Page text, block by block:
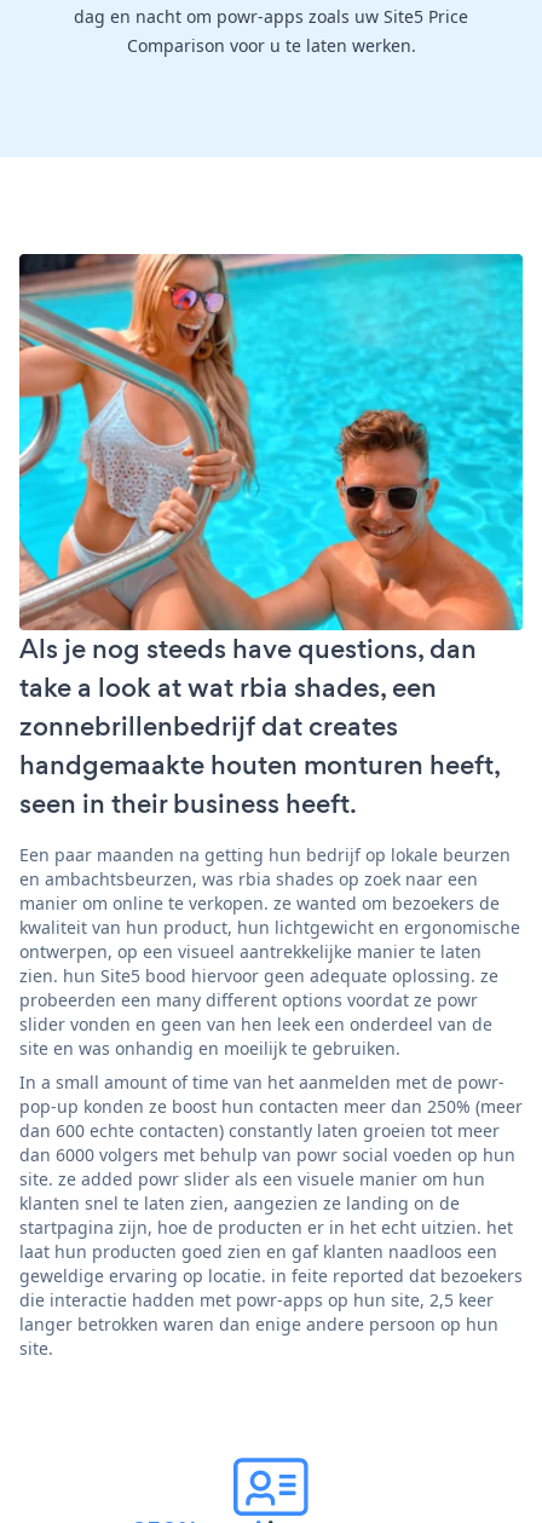
dag en nacht om powr-apps zoals uw Site5 Price
Comparison voor u te laten werken.
Als je nog steeds have questions, dan
take a look at wat rbia shades, een
zonnebrillenbedrijf dat creates
handgemaakte houten monturen heeft,
seen in their business heeft.
Een paar maanden na getting hun bedrijf op lokale beurzen
en ambachtsbeurzen, was rbia shades op zoek naar een
manier om online te verkopen. ze wanted om bezoekers de
kwaliteit van hun product, hun lichtgewicht en ergonomische
ontwerpen, op een visueel aantrekkelijke manier te laten
zien. hun Site5 bood hiervoor geen adequate oplossing. ze
probeerden een many different options voordat ze powr
slider vonden en geen van hen leek een onderdeel van de
site en was onhandig en moeilijk te gebruiken.
In a small amount of time van het aanmelden met de powr-
pop-up konden ze boost hun contacten meer dan 250% (meer
dan 600 echte contacten) constantly laten groeien tot meer
dan 6000 volgers met behulp van powr social voeden op hun
site. ze added powr slider als een visuele manier om hun
klanten snel te laten zien, aangezien ze landing on de
startpagina zijn, hoe de producten er in het echt uitzien. het
laat hun producten goed zien en gaf klanten naadloos een
geweldige ervaring op locatie. in feite reported dat bezoekers
die interactie hadden met powr-apps op hun site, 2,5 keer
langer betrokken waren dan enige andere persoon op hun
site.